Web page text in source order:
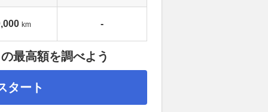
km -
最高額を調べよう
タート